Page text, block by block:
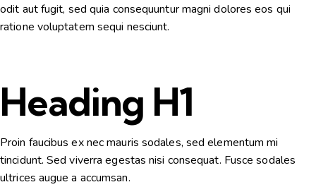
odit aut fugit, sed quia consequuntur magni dolores eos qui
ratione voluptatem sequi nesciunt.
Heading H1
Proin faucibus ex nec mauris sodales, sed elementum mi
tincidunt. Sed viverra egestas nisi consequat. Fusce sodales
ultrices augue a accumsan.